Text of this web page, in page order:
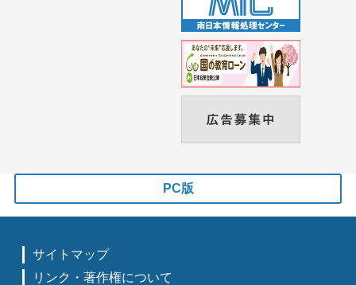
PC版
サイトマップ
リンク・著作権について